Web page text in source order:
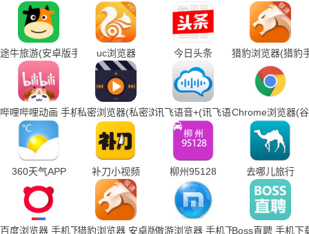
途牛旅游(安卓版手机下载)uc浏览器 今日头条 猎豹浏览器(猎豹
哔哩哔哩动画 手机下载私密浏览器(私密浏览器手机下载)讯飞语音+(讯飞语音输入法手机下
Chrome浏览器(
360天气APP 补刀小视频 柳州95128 去哪儿旅行
百度浏览器 手机下载猎豹浏览器 安卓版傲游浏览器 手机下载Boss直聘 手机下